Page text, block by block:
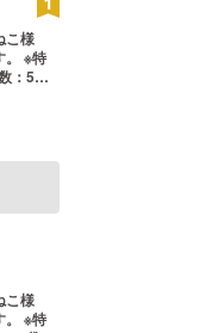
。 ※特
・原産
部に記
方
与え
以下
県焼
カネ
。 ※特